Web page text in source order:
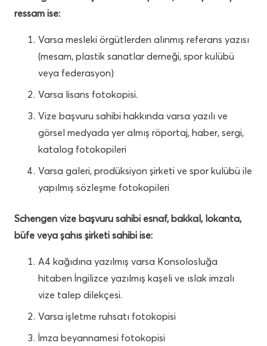
ressam ise:
Varsa mesleki örgütlerden alınmış referans yazısı
(mesam, plastik sanatlar derneği, spor kulübü
veya federasyon)
Varsa lisans fotokopisi.
Vize başvuru sahibi hakkında varsa yazılı ve
görsel medyada yer almış röportaj, haber, sergi,
katalog fotokopileri
Varsa galeri, prodüksiyon şirketi ve spor kulübü ile
yapılmış sözleşme fotokopileri
Schengen vize başvuru sahibi esnaf, bakkal, lokanta,
büfe veya şahıs şirketi sahibi ise:
A4 kağıdına yazılmış varsa Konsolosluğa
hitaben İngilizce yazılmış kaşeli ve ıslak imzalı
vize talep dilekçesi.
Varsa işletme ruhsatı fotokopisi
İmza beyannamesi fotokopisi